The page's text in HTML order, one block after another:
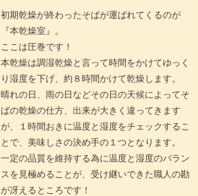
初期乾燥が終わったそばが運ばれてくるのが
『本乾燥室』。
ここは圧巻です！
本乾燥は調湿乾燥と言って時間をかけてゆっく
り湿度を下げ、約８時間かけて乾燥します。
晴れの日、雨の日などその日の天候によってそ
ばの乾燥の仕方、出来が大きく違ってきます
が、１時間おきに温度と湿度をチェックするこ
とで、美味しさの決め手の１つとなります。
一定の品質を維持する為に温度と湿度のバラン
スを見極めることが、受け継いできた職人の勘
が冴えるところです！